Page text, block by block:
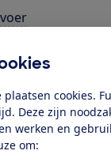
plaatsen cookies.
Deze zijn
werken en
om:
wassen